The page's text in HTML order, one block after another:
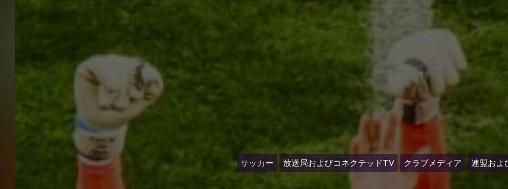
サッカー 放送局およびコネクテッドTV クラブメディア 連盟およ